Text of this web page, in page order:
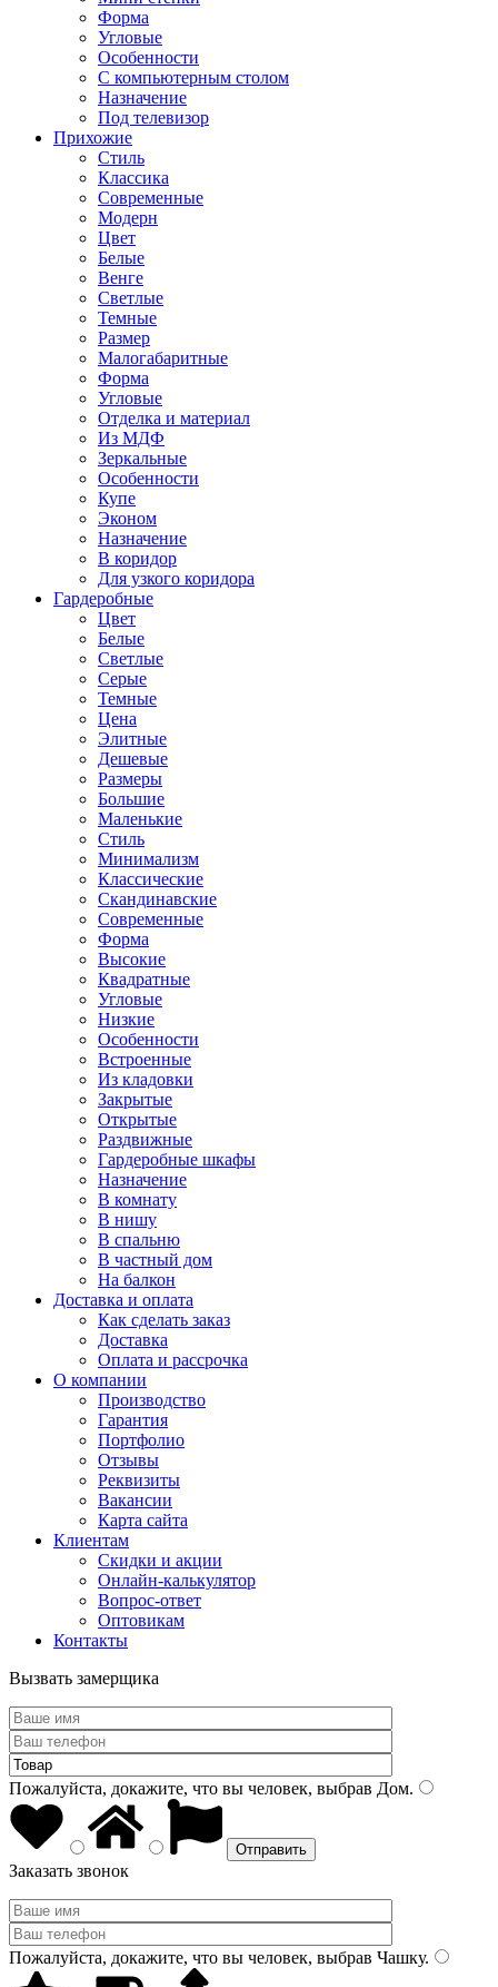
Форма
Угловые
Особенности
С компьютерным столом
Назначение
Под телевизор
Прихожие
Стиль
Классика
Современные
Модерн
Цвет
Белые
Венге
Светлые
Темные
Размер
Малогабаритные
Форма
Угловые
Отделка и материал
Из МДФ
Зеркальные
Особенности
Купе
Эконом
Назначение
В коридор
Для узкого коридора
Гардеробные
Цвет
Белые
Светлые
Серые
Темные
Цена
Элитные
Дешевые
Размеры
Большие
Маленькие
Стиль
Минимализм
Классические
Скандинавские
Современные
Форма
Высокие
Квадратные
Угловые
Низкие
Особенности
Встроенные
Из кладовки
Закрытые
Открытые
Раздвижные
Гардеробные шкафы
Назначение
В комнату
В нишу
В спальню
В частный дом
На балкон
Доставка и оплата
Как сделать заказ
Доставка
Оплата и рассрочка
О компании
Производство
Гарантия
Портфолио
Отзывы
Реквизиты
Вакансии
Карта сайта
Клиентам
Скидки и акции
Онлайн-калькулятор
Вопрос-ответ
Оптовикам
Контакты
Вызвать замерщика
Пожалуйста, докажите, что вы человек, выбрав Дом.
Заказать звонок
Пожалуйста, докажите, что вы человек, выбрав Чашку.